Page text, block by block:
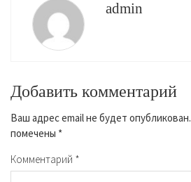
admin
Добавить комментарий
Ваш адрес email не будет опубликован.
помечены *
Комментарий *